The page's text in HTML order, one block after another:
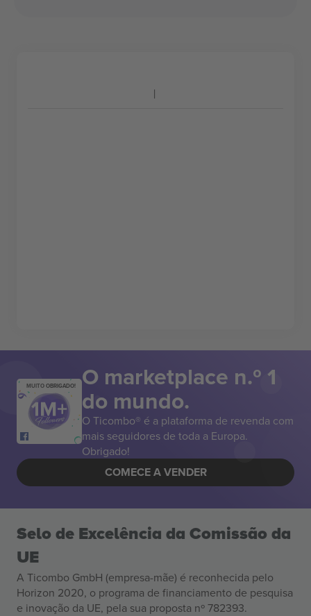
MUITO OBRIGADO! O marketplace n.º 1
do mundo.
O Ticombo® é a plataforma de revenda com
mais seguidores de toda a Europa.
Obrigado!
COMECE A VENDER
Selo de Excelência da Comissão da
UE
A Ticombo GmbH (empresa-mãe) é reconhecida pelo
Horizon 2020, o programa de financiamento de pesquisa
e inovação da UE, pela sua proposta nº 782393.